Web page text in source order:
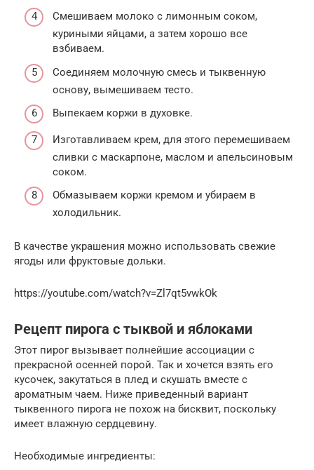
Смешиваем молоко с лимонным соком,
куриными яйцами, а затем хорошо все
взбиваем.
Соединяем молочную смесь и тыквенную
основу, вымешиваем тесто.
Выпекаем коржи в духовке.
Изготавливаем крем, для этого перемешиваем
сливки с маскарпоне, маслом и апельсиновым
соком.
Обмазываем коржи кремом и убираем в
холодильник.
В качестве украшения можно использовать свежие
ягоды или фруктовые дольки.
https://youtube.com/watch?v=Zl7qt5vwkOk
Рецепт пирога с тыквой и яблоками
Этот пирог вызывает полнейшие ассоциации с
прекрасной осенней порой. Так и хочется взять его
кусочек, закутаться в плед и скушать вместе с
ароматным чаем. Ниже приведенный вариант
тыквенного пирога не похож на бисквит, поскольку
имеет влажную сердцевину.
Необходимые ингредиенты: